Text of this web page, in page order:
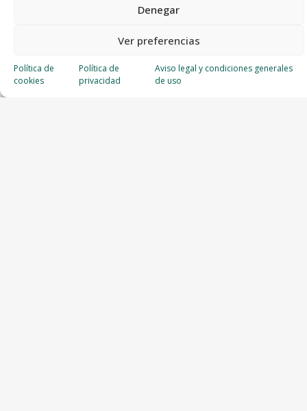
Denegar
Ver preferencias
Política de
cookies
Política de
privacidad
Aviso legal y condiciones generales
de uso